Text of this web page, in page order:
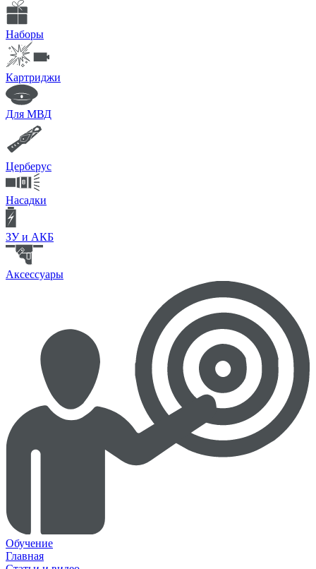
Наборы
Картриджи
Для МВД
Церберус
Насадки
ЗУ и АКБ
Аксессуары
Обучение
Главная